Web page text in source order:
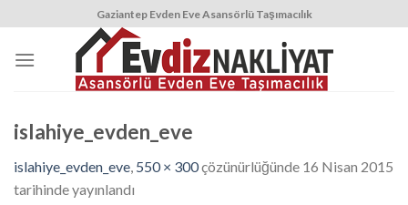
content
Gaziantep Evden Eve Asansörlü Taşımacılık
islahiye_evden_eve
islahiye_evden_eve, 550 × 300çözünürlüğünde 16 Nisan 2015
tarihinde yayınlandı